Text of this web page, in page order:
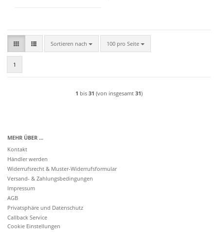
Sortieren nach
Sortieren nach 100 pro Seite
pro Seite
1
1 bis 31 (von insgesamt 31)
MEHR ÜBER ...
Kontakt
Händler werden
Widerrufsrecht & Muster-Widerrufsformular
Versand- & Zahlungsbedingungen
Impressum
AGB
Privatsphäre und Datenschutz
Callback Service
Cookie Einstellungen